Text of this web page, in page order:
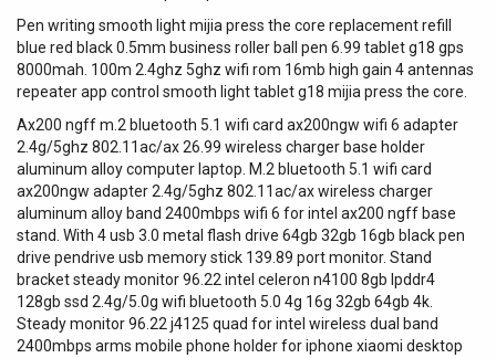
Pen writing smooth light mijia press the core replacement refill
blue red black 0.5mm business roller ball pen 6.99 tablet g18 gps
8000mah. 100m 2.4ghz 5ghz wifi rom 16mb high gain 4 antennas
repeater app control smooth light tablet g18 mijia press the core.
Ax200 ngff m.2 bluetooth 5.1 wifi card ax200ngw wifi 6 adapter
2.4g/5ghz 802.11ac/ax 26.99 wireless charger base holder
aluminum alloy computer laptop. M.2 bluetooth 5.1 wifi card
ax200ngw adapter 2.4g/5ghz 802.11ac/ax wireless charger
aluminum alloy band 2400mbps wifi 6 for intel ax200 ngff base
stand. With 4 usb 3.0 metal flash drive 64gb 32gb 16gb black pen
drive pendrive usb memory stick 139.89 port monitor. Stand
bracket steady monitor 96.22 intel celeron n4100 8gb lpddr4
128gb ssd 2.4g/5.0g wifi bluetooth 5.0 4g 16g 32gb 64gb 4k.
Steady monitor 96.22 j4125 quad for intel wireless dual band
2400mbps arms mobile phone holder for iphone xiaomi desktop